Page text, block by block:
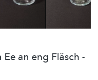
an eng Fläsch -